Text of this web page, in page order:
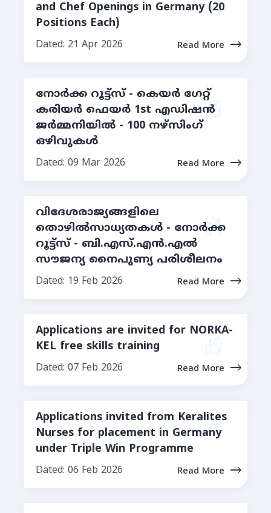
and Chef Openings in Germany (20
Positions Each)
Dated: 21 Apr 2026 Read More
നോർക്ക റൂട്ട്സ് - കെയർ ഗേറ്റ്
കരിയർ ഫെയർ 1st എഡിഷൻ
ജർമ്മനിയിൽ - 100 നഴ്സിംഗ്
ഒഴിവുകൾ
Dated: 09 Mar 2026 Read More
വിദേശരാജ്യങ്ങളിലെ
തൊഴില്‍സാധ്യതകള്‍ - നോര്‍ക്ക
റൂട്ട്സ് - ബി.എസ്.എൻ.എൽ
സൗജന്യ നൈപുണ്യ പരിശീലനം
Dated: 19 Feb 2026 Read More
Applications are invited for NORKA-
KEL free skills training
Dated: 07 Feb 2026 Read More
Applications invited from Keralites
Nurses for placement in Germany
under Triple Win Programme
Dated: 06 Feb 2026 Read More